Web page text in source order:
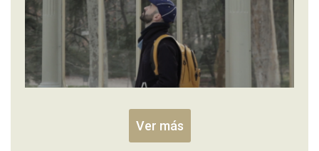
Ver más